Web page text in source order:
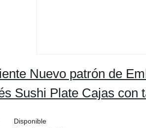
Nuevo patrón de
Sushi Plate Cajas con
Disponible